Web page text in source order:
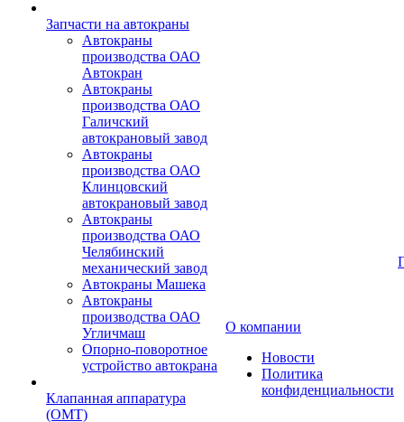
Запчасти на автокраны
Автокраны
производства ОАО
Автокран
Автокраны
производства ОАО
Галичский
автокрановый завод
Автокраны
производства ОАО
Клинцовский
автокрановый завод
Автокраны
производства ОАО
Челябинский
механический завод
Автокраны Машека
Автокраны
производства ОАО
Угличмаш
Опорно-поворотное
устройство автокрана
Клапанная аппаратура
(OMT)
О компании
Новости
Политика
конфиденциальности